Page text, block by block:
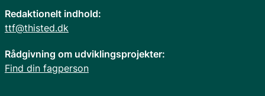
Redaktionelt indhold:
ttf@thisted.dk
Rådgivning om udviklingsprojekter:
Find din fagperson